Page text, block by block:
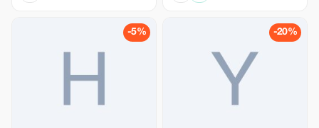
-5% -20%